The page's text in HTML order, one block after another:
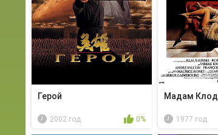
Герой
2002 год 0%
Мадам Клод
1977 год